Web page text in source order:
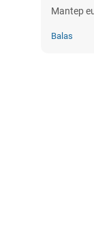
Mantep
Balas